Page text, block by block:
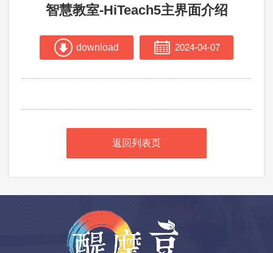
智慧教室-HiTeach5主界面介绍
download 2024-04-07
返回列表页